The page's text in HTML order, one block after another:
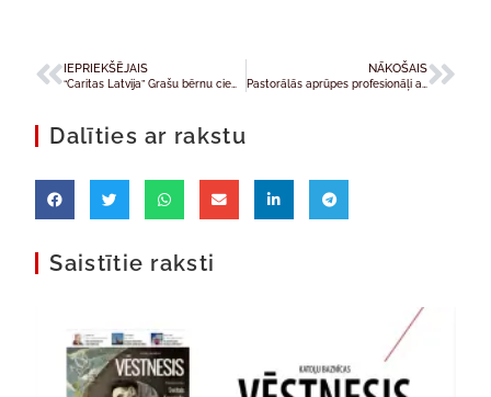
IEPRIEKŠĒJAIS
“Caritas Latvija” Grašu bērnu ciemats sāk jauno skolas gadu
NĀKOŠAIS
Pastorālās aprūpes profesionāļi aicina uz sarunu par garīgo narcisismu
Dalīties ar rakstu
Saistītie raksti